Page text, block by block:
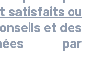
satisfaits ou
et des
par